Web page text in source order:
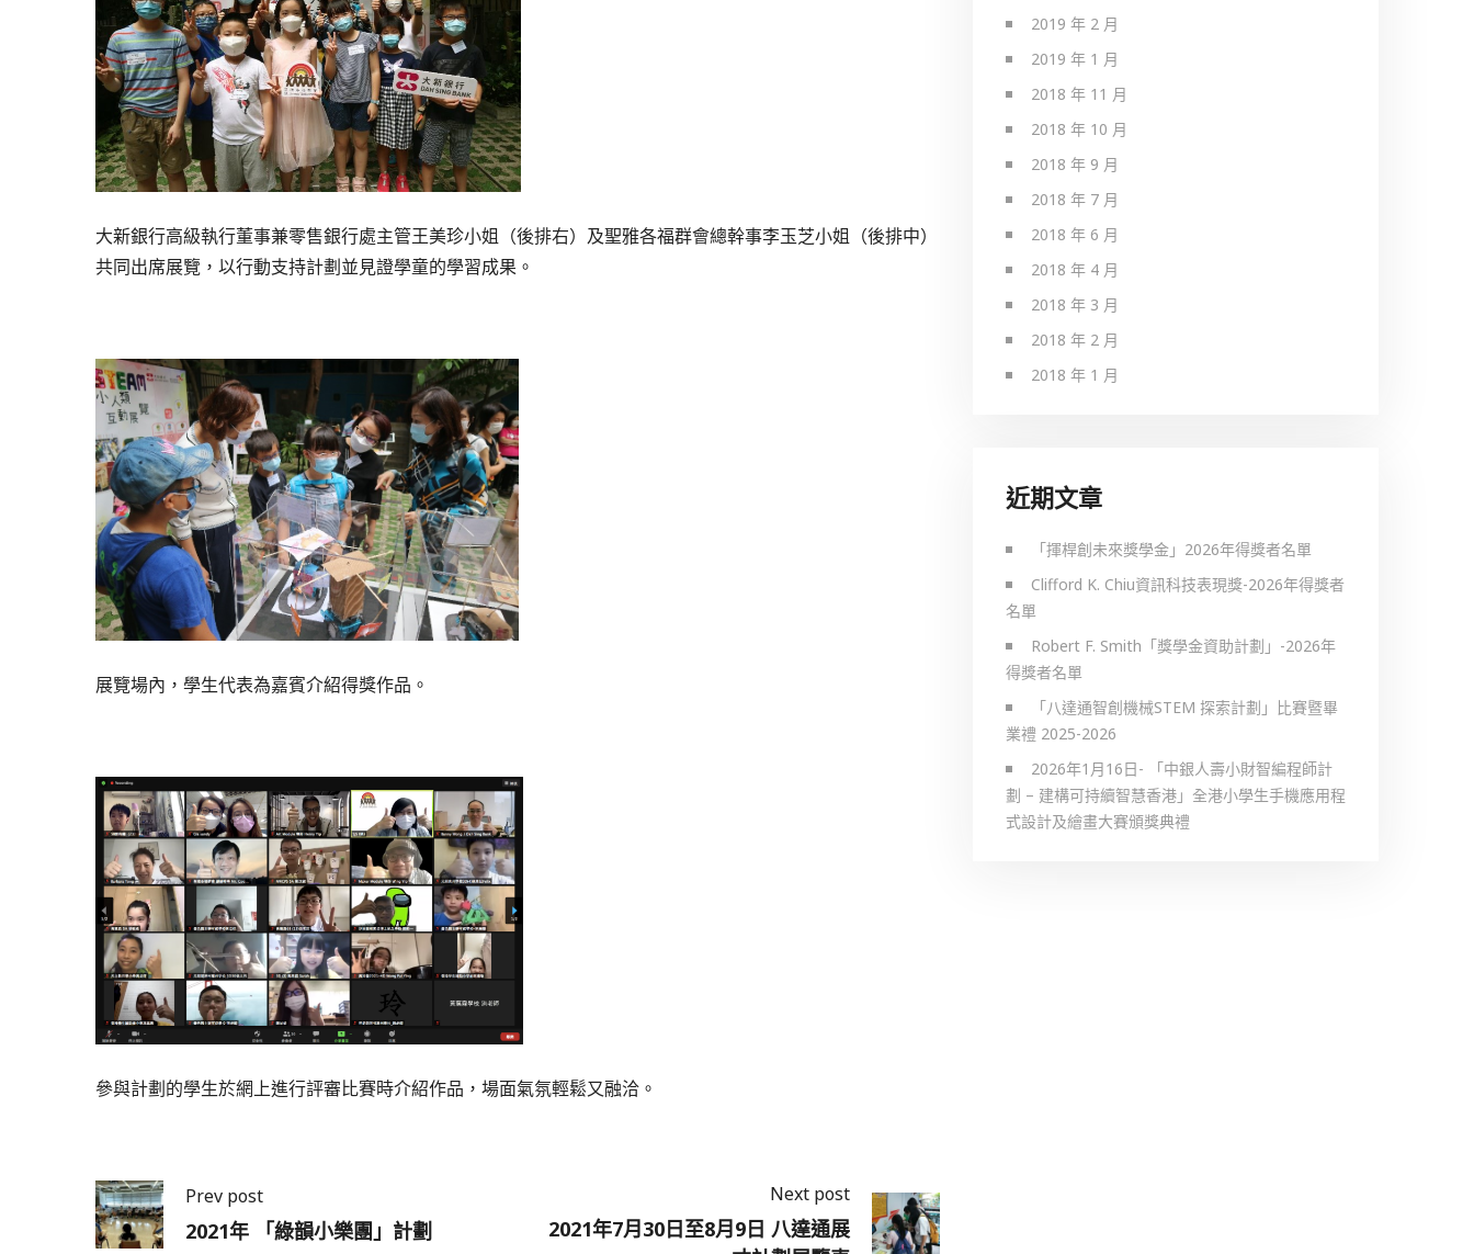
大新銀行高級執行董事兼零售銀行處主管王美珍小姐（後排右）及聖雅各福群會總幹事李玉芝小姐（後排中）
共同出席展覽，以行動支持計劃並見證學童的學習成果。
展覽場內，學生代表為嘉賓介紹得獎作品。
參與計劃的學生於網上進行評審比賽時介紹作品，場面氣氛輕鬆又融洽。
Prev post
2021年 「綠韻小樂團」計劃
Next post
2021年7月30日至8月9日 八達通展
2019 年 2 月
2019 年 1 月
2018 年 11 月
2018 年 10 月
2018 年 9 月
2018 年 7 月
2018 年 6 月
2018 年 4 月
2018 年 3 月
2018 年 2 月
2018 年 1 月
近期文章
「揮桿創未來獎學金」2026年得獎者名單
Clifford K. Chiu資訊科技表現獎-2026年得獎者
名單
Robert F. Smith「獎學金資助計劃」-2026年
得獎者名單
「八達通智創機械STEM 探索計劃」比賽暨畢
業禮 2025-2026
2026年1月16日- 「中銀人壽小財智編程師計
劃 – 建構可持續智慧香港」全港小學生手機應用程
式設計及繪畫大賽頒獎典禮